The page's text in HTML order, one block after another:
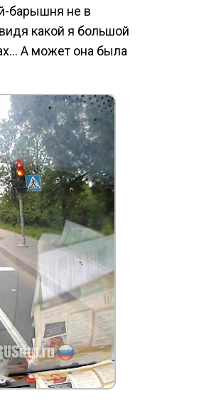
барышня не в
какой я большой
А может она была